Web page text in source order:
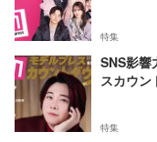
特集
SNS影響
スカウン
特集